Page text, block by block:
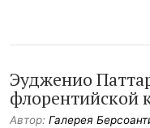
Эудженио
флорентийской
Автор: Галерея